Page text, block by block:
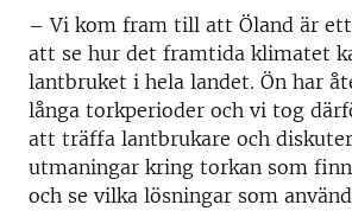
– Vi kom fram till att Öland är
att se hur det framtida klimatet
lantbruket i hela landet. Ön har
långa torkperioder och vi tog
att träffa lantbrukare och
utmaningar kring torkan som
och se vilka lösningar som